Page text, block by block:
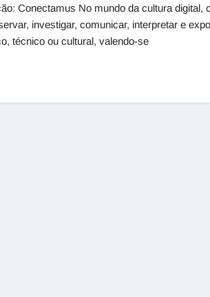
Conectamus No mundo da cultura
investigar, comunicar, interpretar e
técnico ou cultural, valendo-se